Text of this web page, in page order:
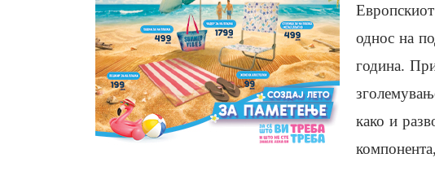
однос на
година.
како и